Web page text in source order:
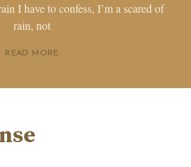
I have to confess, I’m a scared of
rain, not
READ MORE